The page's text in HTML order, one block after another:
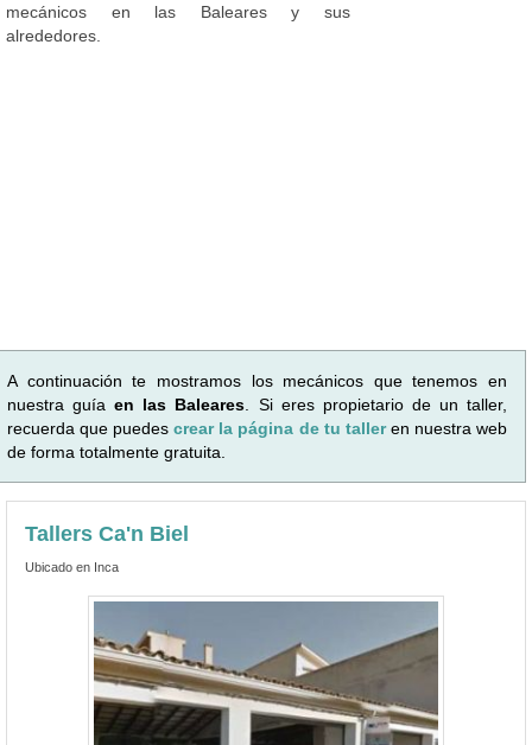
mecánicos en las Baleares y sus
alrededores.
A continuación te mostramos los mecánicos que tenemos en
nuestra guíaen las Baleares . Si eres propietario de un taller,
recuerda que puedescrear la página de tu talleren nuestra web
de forma totalmente gratuita.
Tallers Ca'n Biel
Ubicado en Inca